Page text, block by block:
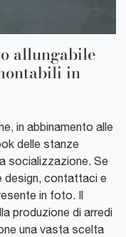
allungabile
in
in abbinamento alle
delle stanze
socializzazione. Se
design, contattaci e
in foto. Il
produzione di arredi
una vasta scelta